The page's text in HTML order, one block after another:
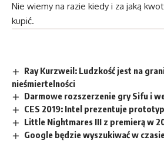
Nie wiemy na razie kiedy i za jaką
kupić.
Ray Kurzweil: Ludzkość jest na
nieśmiertelności
Darmowe rozszerzenie gry Sifu i
CES 2019: Intel prezentuje
Little Nightmares III z premierą w
Google będzie wyszukiwać w